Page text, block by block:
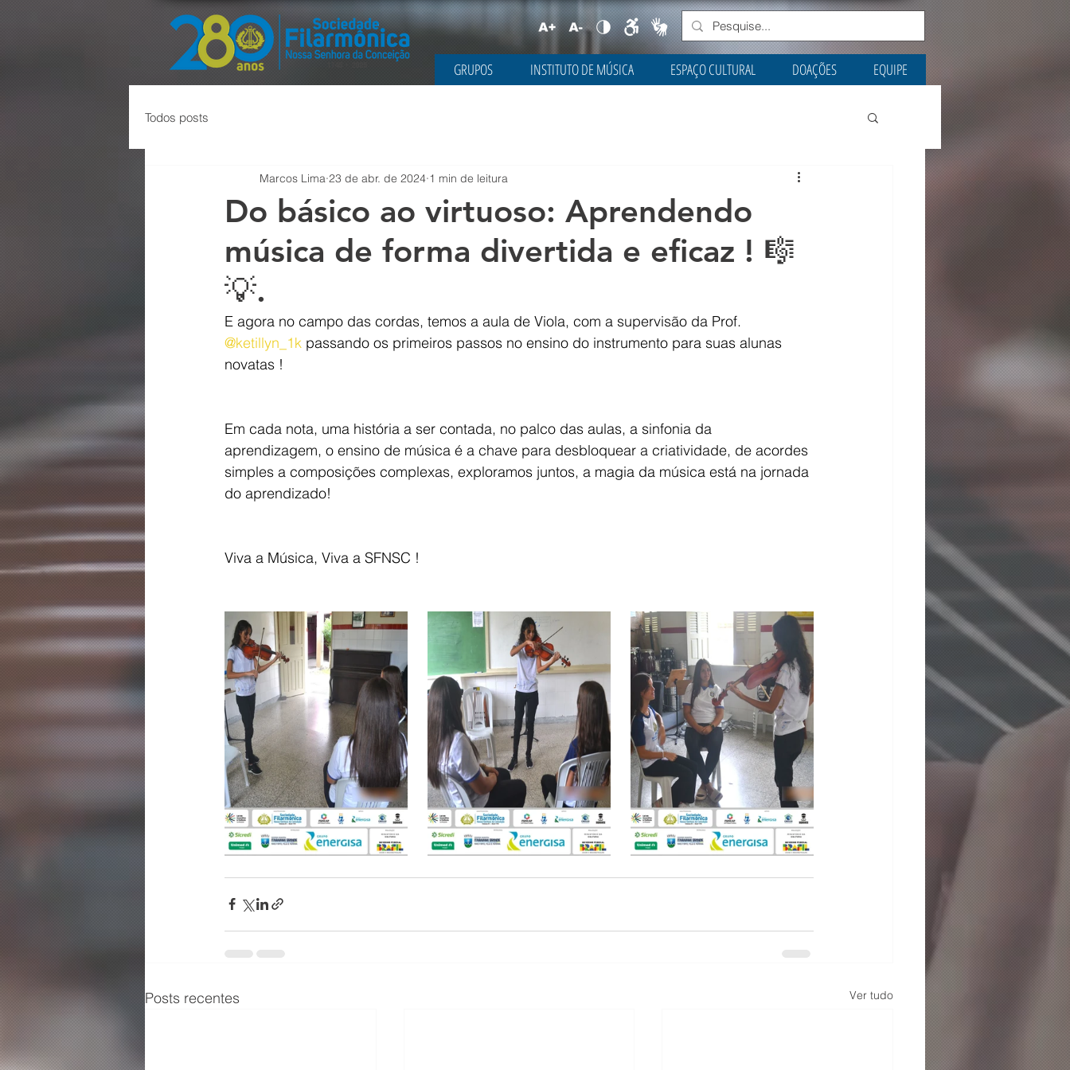
GRUPOS INSTITUTO DE MÚSICA ESPAÇO CULTURAL DOAÇÕES EQUIPE
Todos posts
Do básico ao virtuoso: Aprendendo
música de forma divertida e eficaz ! 🎼
💡.
Marcos Lima 23 de abr. de 2024 1 min de leitura
E agora no campo das cordas, temos a aula de Viola, com a supervisão da Prof.
@ketillyn_1k passando os primeiros passos no ensino do instrumento para suas alunas
novatas !
Em cada nota, uma história a ser contada, no palco das aulas, a sinfonia da
aprendizagem, o ensino de música é a chave para desbloquear a criatividade, de acordes
simples a composições complexas, exploramos juntos, a magia da música está na jornada
do aprendizado!
Viva a Música, Viva a SFNSC !
Posts recentes Ver tudo